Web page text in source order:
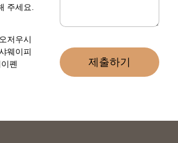
주세요.
저우시
웨이피
폔
제출하기